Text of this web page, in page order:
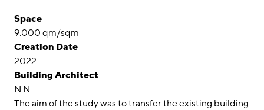
Space
9.000 qm/sqm
Creation Date
2022
Building Architect
N.N.
The aim of the study was to transfer the existing building